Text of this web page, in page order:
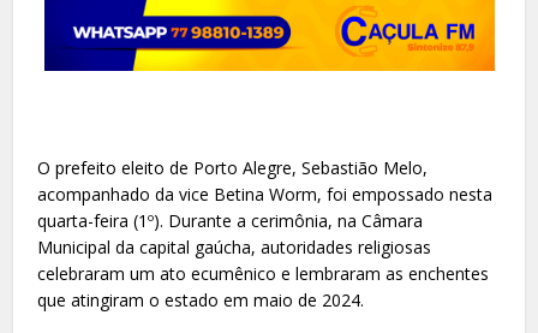
O prefeito eleito de Porto Alegre, Sebastião Melo,
acompanhado da vice Betina Worm, foi empossado nesta
quarta-feira (1º). Durante a cerimônia, na Câmara
Municipal da capital gaúcha, autoridades religiosas
celebraram um ato ecumênico e lembraram as enchentes
que atingiram o estado em maio de 2024.